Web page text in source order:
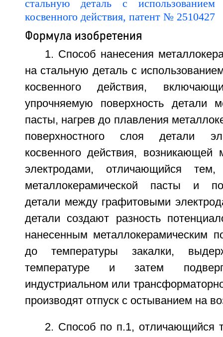
Формула изобретения
1. Способ нанесения
на стальную деталь с
косвенного действия,
упрочняемую поверхность детали
пасты, нагрев до плавления
поверхностного слоя детали
косвенного действия,
электродами, отличающийся
металлокерамической пасты и
детали между графитовыми
детали создают разность
нанесенным металлокерамическим
до температуры закалки,
температуре и затем
индустриальном или
производят отпуск с остыванием на
2. Способ по п.1, отличающийся